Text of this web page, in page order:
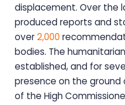
displacement. Over the
produced reports and
over2,000
bodies. The
established, and for
presence on the
of the High